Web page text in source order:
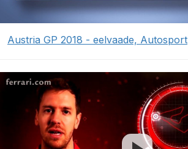
Austria GP 2018 - eelvaade, Autosport